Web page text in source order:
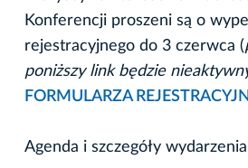
Konferencji proszeni są o
rejestracyjnego do 3 czerwca (
poniższy link będzie
FORMULARZA
Agenda i szczegóły